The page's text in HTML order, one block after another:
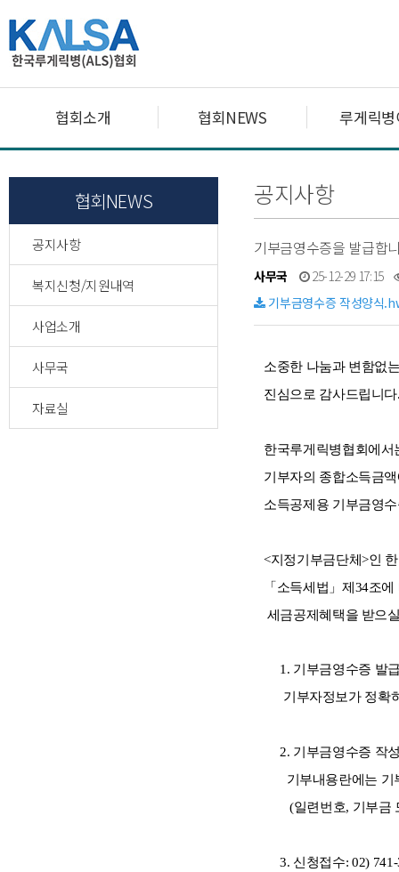
협회소개 협회NEWS 루게릭
협회NEWS
공지사항
복지신청/지원내역
사업소개
사무국
자료실
공지사항
기부금영수증을 발급합
사무국
25-12-29 17:15
기부금영수증 작성양식
소중한 나눔과 변함없
진심으로 감사드립니다
한국루게릭병협회에서
기부자의 종합소득금
소득공제용 기부금영
<지정기부금단체>인
「소득세법」제34조에
세금공제혜택을 받으
1. 기부금영수증 발급
기부자정보가 정확하
2. 기부금영수증 작성:
기부내용란에는 기부
(일련번호, 기부금 모
3. 신청접수:02)